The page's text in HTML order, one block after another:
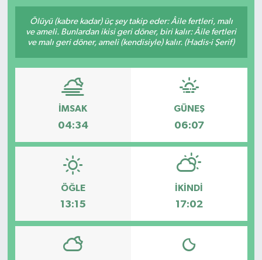
Ölüyü (kabre kadar) üç şey takip eder: Âile fertleri, malı
ve ameli. Bunlardan ikisi geri döner, biri kalır: Âile fertleri
ve malı geri döner, ameli (kendisiyle) kalır. (Hadis-i Şerif)
İMSAK
04:34
GÜNEŞ
06:07
ÖĞLE
13:15
İKINDI
17:02
SPOR
TEKNOLOJİ
Haber Arşivi